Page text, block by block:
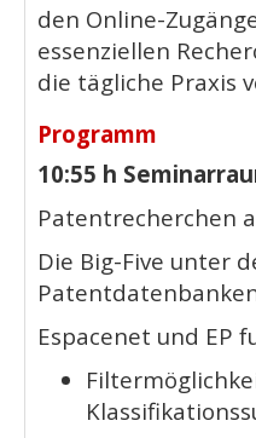
den Online-
essenziellen
die tägliche Praxis
Programm
10:55 h
Patentrecherchen
Die Big-Five unter
Espacenet und EP